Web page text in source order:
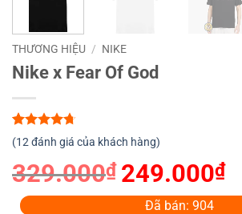
THƯƠNG HIỆU / NIKE
Nike x Fear Of God
4.67trên
5 dựa trên
12
đánh giá
(12đánh giá của khách hàng)
329.000₫ Giá
gốc
249.000₫Giá
Đã bán: 904